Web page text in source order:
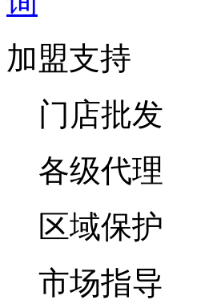
加盟支持
门店批发
各级代理
区域保护
市场指导